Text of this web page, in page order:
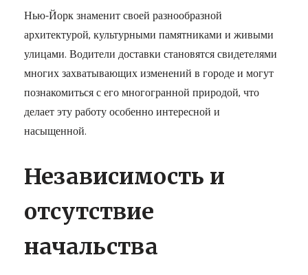
Нью-Йорк знаменит своей разнообразной
архитектурой, культурными памятниками и живыми
улицами. Водители доставки становятся свидетелями
многих захватывающих изменений в городе и могут
познакомиться с его многогранной природой, что
делает эту работу особенно интересной и
насыщенной.
Независимость и
отсутствие
начальства